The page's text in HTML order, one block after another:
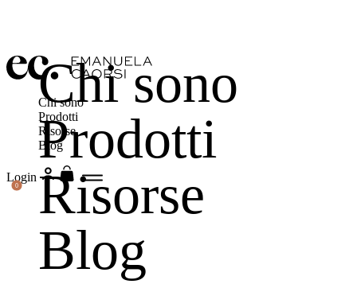
Chi sono
Prodotti
Risorse
Blog
Login
0
Chi sono
Prodotti
Risorse
Blog